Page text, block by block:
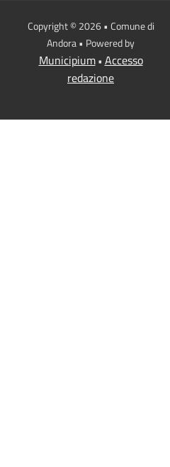
Copyright © 2026 • Comune di
Andora • Powered by
Municipium• Accesso
redazione